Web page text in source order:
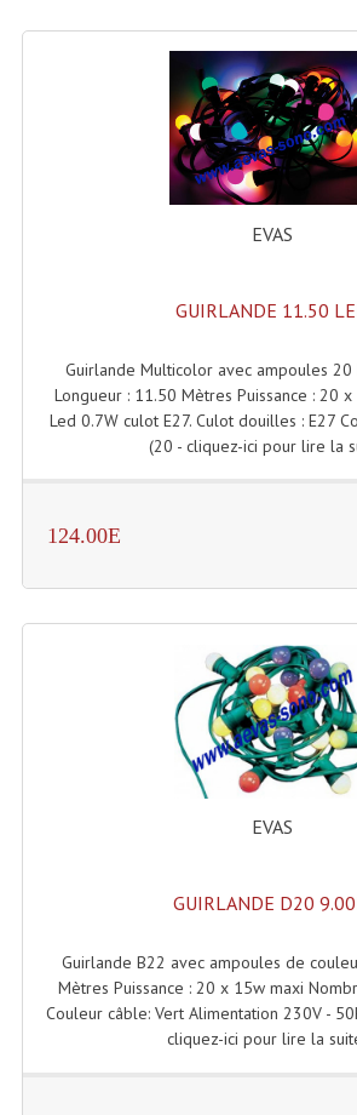
Lecteurs Cd À Plats Lecteur
Lecteurs Double Cd Mixage
Lecteurs Double Cd
Digital Package Et
Enregistreur Numérique
Platines Dvd Pour Dj
Microphones Filaires
Micro Sans Fil HF VHF
Micro Sans Fil HF UHF
Micros De Studio
Microphones De Surface
Portes Voix
Pupitre Pour Discours
EVAS
GUIRLANDE 11.50
Guirlande Multicolor avec ampoules 20
Longueur : 11.50 Mètres Puissance : 20
Led 0.7W culot E27. Culot douilles : E27
(20 - cliquez-ici pour lire la
124.00E
EVAS
GUIRLANDE D20
Guirlande B22 avec ampoules de
Mètres Puissance : 20 x 15w maxi
Couleur câble: Vert Alimentation 230V -
cliquez-ici pour lire la